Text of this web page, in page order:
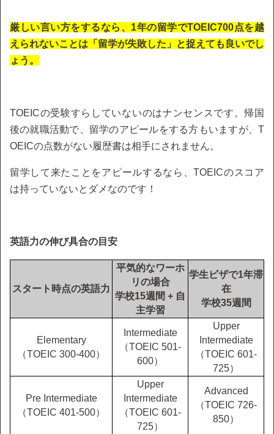
厳しい言い方をするなら、1年の留学でTOEIC700点を越
えられないことは「留学が失敗した」と捉えても良いでし
ょう。
TOEICの受験すらしていないのはナンセンスです。帰国
後の就職活動で、留学のアピールをする方もいますが、T
OEICの点数がない履歴書は相手にされません。
留学して来たことをアピールするなら、TOEICのスコア
は持っていないとダメなのです！
英語力の伸び具合の目安
スタート時点の英語力
平気的なワーホ
リの場合
学校15週間 + 自
主学習
学生ビザで1年滞
在
学校35週間
Elementary
（TOEIC 300-400）
Intermediate
（TOEIC 501-
600）
Upper
Intermediate
（TOEIC 601-
725）
Pre Intermediate
（TOEIC 401-500）
Upper
Intermediate
（TOEIC 601-
725）
Advanced
（TOEIC 726-
850）